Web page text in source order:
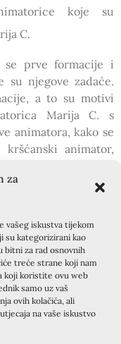
za
vašeg iskustva tijekom
su kategorizirani kao
bitni za rad osnovnih
treće strane koji nam
koji koristite ovu web
samo uz vaš
ovih kolačića, ali
na vaše iskustvo
koje su
C.
se prve formacije i
njegove zadaće.
a to su motivi
Marija C. s
animatora, kako se
animator,
prezentacije
nastavku smo imali
animatora kako bi
vlastite
nam se vlč. Petar
„Euharistija“ u
samog sakramenta
i svetaca.
evanđeoskog teksta